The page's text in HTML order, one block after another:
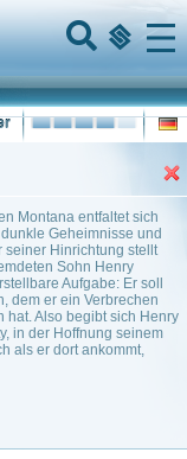
Menu
Montana entfaltet sich
Geheimnisse und
seiner Hinrichtung stellt
Sohn Henry
Aufgabe: Er soll
dem er ein Verbrechen
hat. Also begibt sich Henry
in der Hoffnung seinem
als er dort ankommt,